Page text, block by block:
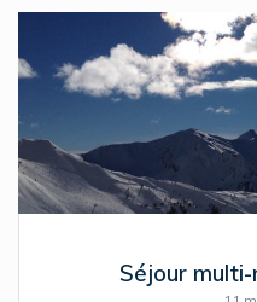
Séjour multi-